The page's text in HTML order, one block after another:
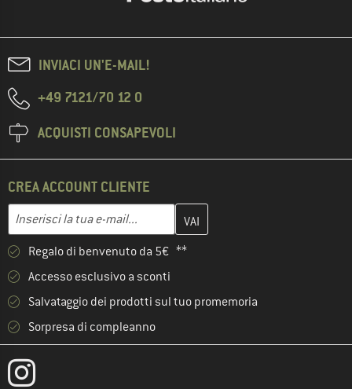
INVIACI UN'E-MAIL!
+49 7121/70 12 0
ACQUISTI CONSAPEVOLI
CREA ACCOUNT CLIENTE
Inserisci la tua e-mail...
Inserisci qui il tuo indirizzo e-mail e crea il tuo account cliente
Regalo di benvenuto da 5€ **
Accesso esclusivo a sconti
Salvataggio dei prodotti sul tuo promemoria
Sorpresa di compleanno